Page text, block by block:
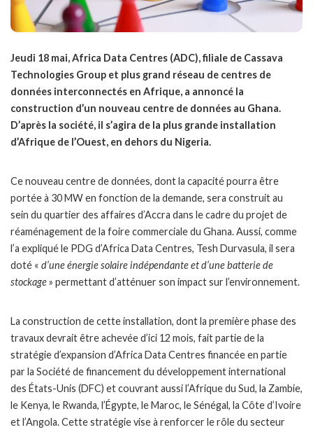
Jeudi 18 mai, Africa Data Centres (ADC), filiale de Cassava
Technologies Group et plus grand réseau de centres de
données interconnectés en Afrique, a annoncé la
construction d’un nouveau centre de données au Ghana.
D’après la société, il s’agira de la plus grande installation
d’Afrique de l’Ouest, en dehors du Nigeria.
Ce nouveau centre de données, dont la capacité pourra être
portée à 30 MW en fonction de la demande, sera construit au
sein du quartier des affaires d’Accra dans le cadre du projet de
réaménagement de la foire commerciale du Ghana. Aussi, comme
l’a expliqué le PDG d’Africa Data Centres, Tesh Durvasula, il sera
doté « d’une énergie solaire indépendante et d’une batterie de
stockage» permettant d’atténuer son impact sur l’environnement.
La construction de cette installation, dont la première phase des
travaux devrait être achevée d’ici 12 mois, fait partie de la
stratégie d’expansion d’Africa Data Centres financée en partie
par la Société de financement du développement international
des États-Unis (DFC) et couvrant aussi l’Afrique du Sud, la Zambie,
le Kenya, le Rwanda, l’Égypte, le Maroc, le Sénégal, la Côte d’Ivoire
et l’Angola. Cette stratégie vise à renforcer le rôle du secteur